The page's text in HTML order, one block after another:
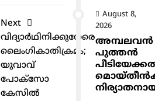
Next
വിദ്യാര്‍ഥിനിക്കുനേരെ
ലൈംഗികാതിക്രമം;
യുവാവ്
പോക്‌സോ
കേസില്‍
August 8,
2026
അമ്പലവൻ
പുത്തൻ